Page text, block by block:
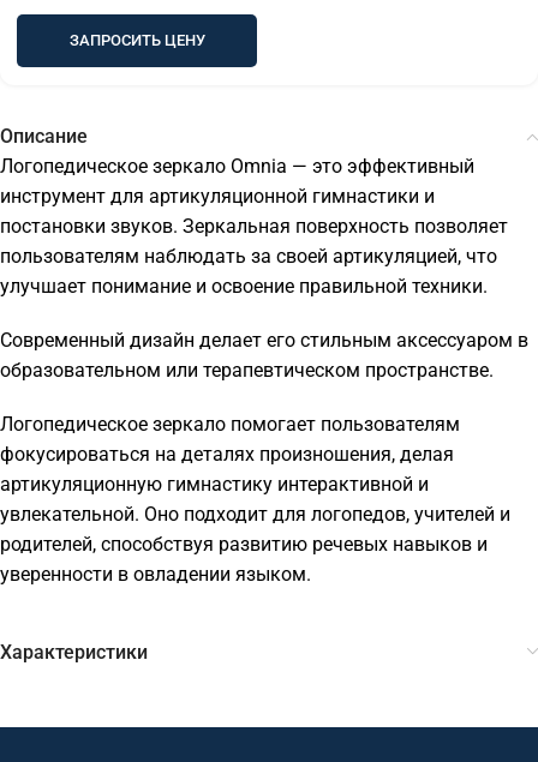
ЗАПРОСИТЬ ЦЕНУ
Описание
Логопедическое зеркало Omnia — это эффективный
инструмент для артикуляционной гимнастики и
постановки звуков. Зеркальная поверхность позволяет
пользователям наблюдать за своей артикуляцией, что
улучшает понимание и освоение правильной техники.
Современный дизайн делает его стильным аксессуаром в
образовательном или терапевтическом пространстве.
Логопедическое зеркало помогает пользователям
фокусироваться на деталях произношения, делая
артикуляционную гимнастику интерактивной и
увлекательной. Оно подходит для логопедов, учителей и
родителей, способствуя развитию речевых навыков и
уверенности в овладении языком.
Характеристики